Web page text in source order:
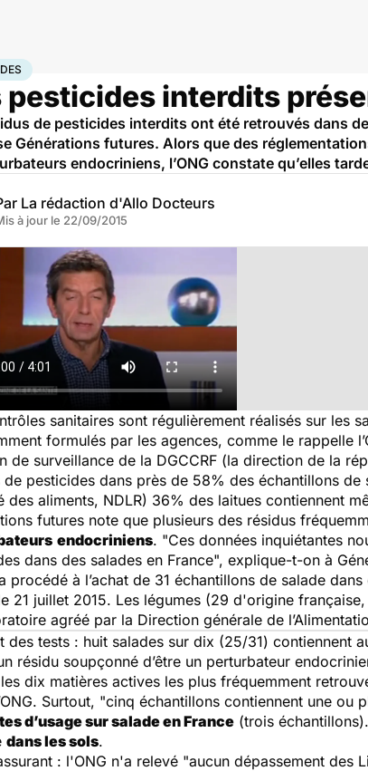
Pesticides
pesticides interdits
de pesticides interdits ont été retrouvés dans
Générations futures. Alors que des
endocriniens, l’ONG constate qu’elles
La rédaction d'Allo Docteurs
à jour le 22/09/2015
sanitaires sont régulièrement réalisés sur les
formulés par les agences, comme le rappelle
de surveillance de la DGCCRF (la direction de la
de pesticides dans près de 58% des échantillons de
des aliments, NDLR) 36% des laitues contiennent
futures note que plusieurs des résidus
endocriniens. "Ces données inquiétantes
dans des salades en France", explique-t-on à
a procédé à l’achat de 31 échantillons de salade
21 juillet 2015. Les légumes (29 d'origine
agréé par la Direction générale de
des tests : huit salades sur dix (25/31) contiennent
résidu soupçonné d’être un perturbateur
dix matières actives les plus fréquemment
Surtout, "cinq échantillons contiennent une ou
d’usage sur salade en France (trois
dans les sols.
: l'ONG n'a relevé "aucun dépassement des